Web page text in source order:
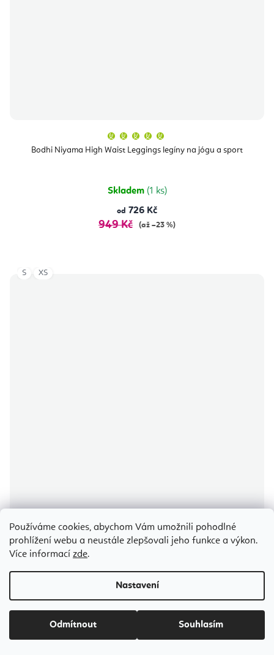
Používáme cookies, abychom Vám umožnili pohodlné
prohlížení webu a neustále zlepšovali jeho funkce a výkon.
Více informací zde.
Nastavení
Odmítnout Souhlasím
Bodhi Niyama High Waist Leggings legíny na jógu a sport
produktu
je
Skladem (1 ks)
od 726 Kč
949 Kč (až –23 %)
Bodhi Niyama Purple Blossom legíny na jógu a fitness
Průměrné
hodnocení
5,0
Odesíláme do 5-7 dnů
S XS